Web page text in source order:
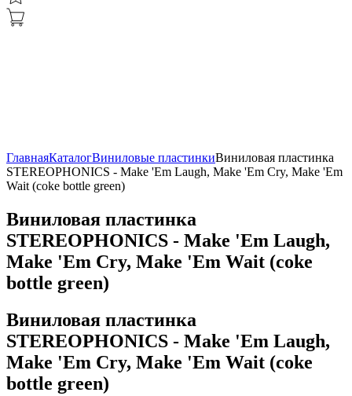
ГлавнаяКаталогВиниловые пластинкиВиниловая пластинка
STEREOPHONICS - Make 'Em Laugh, Make 'Em Cry, Make 'Em
Wait (coke bottle green)
Виниловая пластинка
STEREOPHONICS - Make 'Em Laugh,
Make 'Em Cry, Make 'Em Wait (coke
bottle green)
Виниловая пластинка
STEREOPHONICS - Make 'Em Laugh,
Make 'Em Cry, Make 'Em Wait (coke
bottle green)